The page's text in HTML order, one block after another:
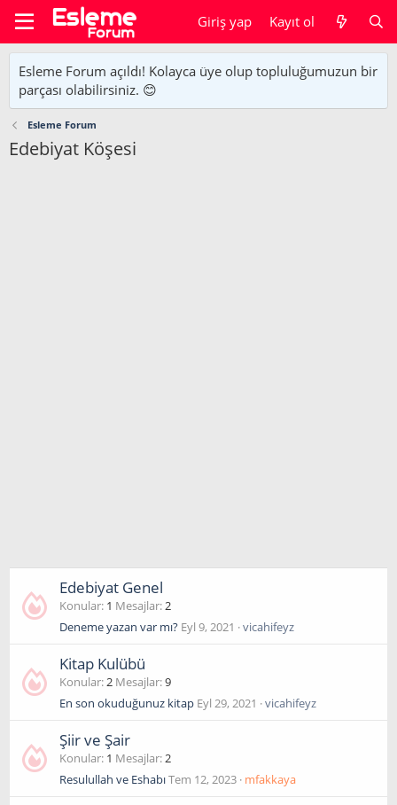
Giriş yap Kayıt ol
Esleme Forum açıldı! Kolayca üye olup topluluğumuzun bir
parçası olabilirsiniz. 😊
Esleme Forum
Edebiyat Köşesi
Edebiyat Genel
Konular 1 Mesajlar 2
Deneme yazan var mı? Eyl 9, 2021 vicahifeyz
Kitap Kulübü
Konular 2 Mesajlar 9
En son okuduğunuz kitap Eyl 29, 2021 vicahifeyz
Şiir ve Şair
Konular 1 Mesajlar 2
Resulullah ve EshabıTem 12, 2023 mfakkaya